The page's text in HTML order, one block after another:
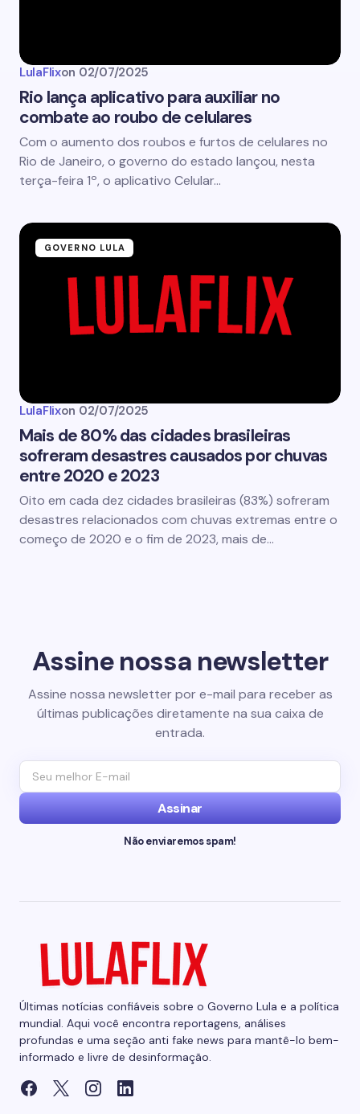
LulaFlixon 02/07/2025
Rio lança aplicativo para auxiliar no
combate ao roubo de celulares
Com o aumento dos roubos e furtos de celulares no
Rio de Janeiro, o governo do estado lançou, nesta
terça-feira 1º, o aplicativo Celular…
GOVERNO LULA
LulaFlixon 02/07/2025
Mais de 80% das cidades brasileiras
sofreram desastres causados por chuvas
entre 2020 e 2023
Oito em cada dez cidades brasileiras (83%) sofreram
desastres relacionados com chuvas extremas entre o
começo de 2020 e o fim de 2023, mais de…
Assine nossa newsletter
Assine nossa newsletter por e-mail para receber as
últimas publicações diretamente na sua caixa de
entrada.
Assinar
Não enviaremos spam!
Últimas notícias confiáveis sobre o Governo Lula e a política
mundial. Aqui você encontra reportagens, análises
profundas e uma seção anti fake news para mantê-lo bem-
informado e livre de desinformação.